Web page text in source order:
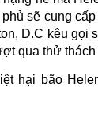
sẽ cung
D.C kêu gọi
qua thử
hại bão